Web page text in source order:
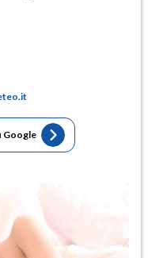
Google